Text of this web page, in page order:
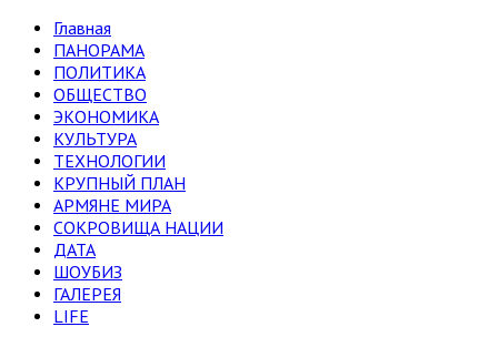
Главная
ПАНОРАМА
ПОЛИТИКА
ОБЩЕСТВО
ЭКОНОМИКА
КУЛЬТУРА
ТЕХНОЛОГИИ
КРУПНЫЙ ПЛАН
АРМЯНЕ МИРА
СОКРОВИЩА НАЦИИ
ДАТА
ШОУБИЗ
ГАЛЕРЕЯ
LIFE